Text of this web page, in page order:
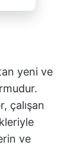
yeni ve
çalışan
ve